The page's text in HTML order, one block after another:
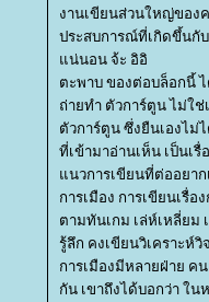
งานเขียนส่วนใหญ่ของ
ประสบการณ์ที่เกิดขึ้นกั
น่นอน จ้ะ อิอิ
ตะพาบ ของต่อบล็อกนี้ ไ
ถ่ายทำ ตัวการ์ตูน ไม่ใช่
ตัวการ์ตูน ซึ่งยืนเองไม่
ที่เข้ามาอ่านเห็น เป็นเ
นวการเขียนที่ต่ออยาก
การเมือง การเขียนเรื่อ
ตามทันเกม เล่ห์เหลี่ยม
รู้ลึก คงเขียนวิเคราะห์
การเมืองมีหลายฝ่าย ค
กัน เขาถึงได้บอกว่า ใน